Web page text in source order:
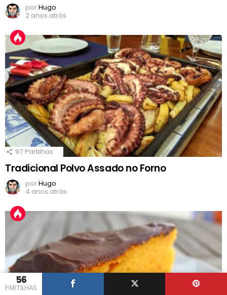
56
PARTILHAS
porHugo
2 anos atrás
97 Partilhas
Tradicional Polvo Assado no Forno
porHugo
4 anos atrás